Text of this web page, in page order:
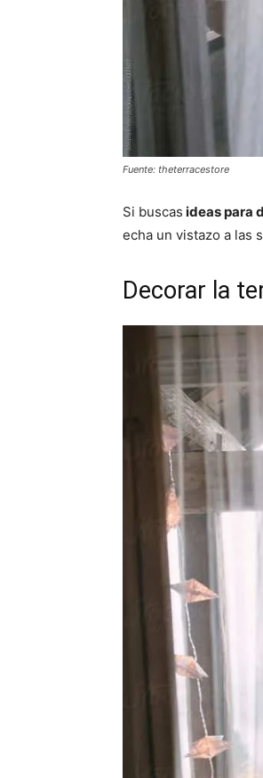
Fuente: theterracestore
Si buscas ideas para
echa un vistazo a las
Decorar la